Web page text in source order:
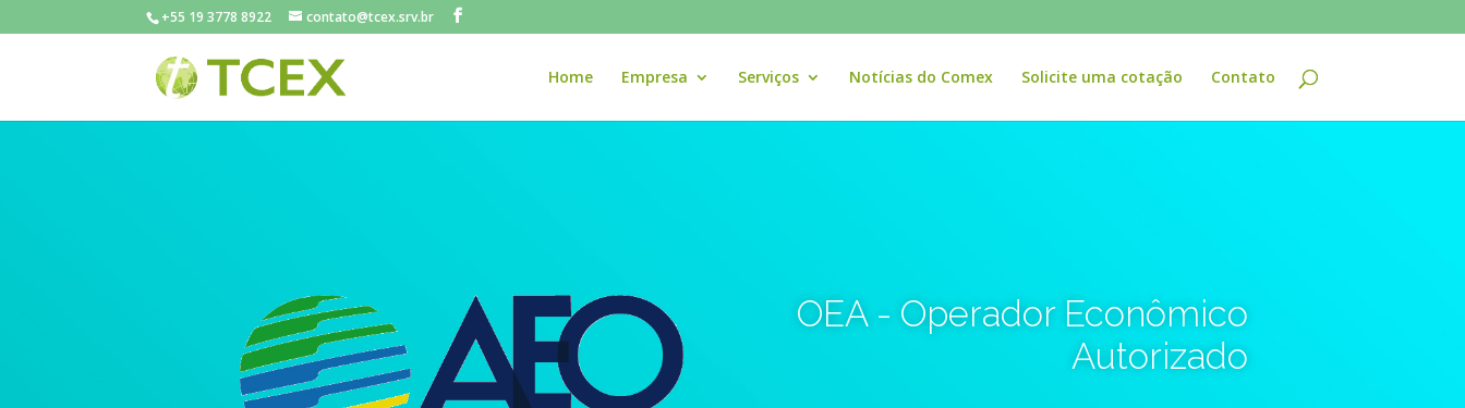
+55 19 3778 8922 contato@tcex.srv.br
Home Empresa Serviços Notícias do Comex Solicite uma cotação Contato
OEA - Operador Econômico
Autorizado